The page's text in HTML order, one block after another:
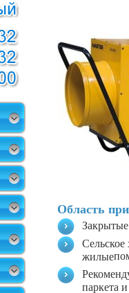
Область
Сельское
жилые
паркета